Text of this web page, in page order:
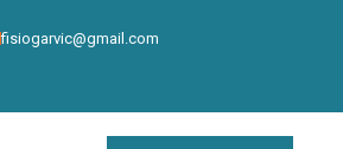
fisiogarvic@gmail.com